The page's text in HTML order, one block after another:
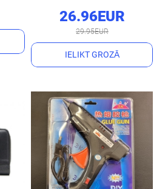
26.96EUR
29.95EUR
IELIKT GROZĀ